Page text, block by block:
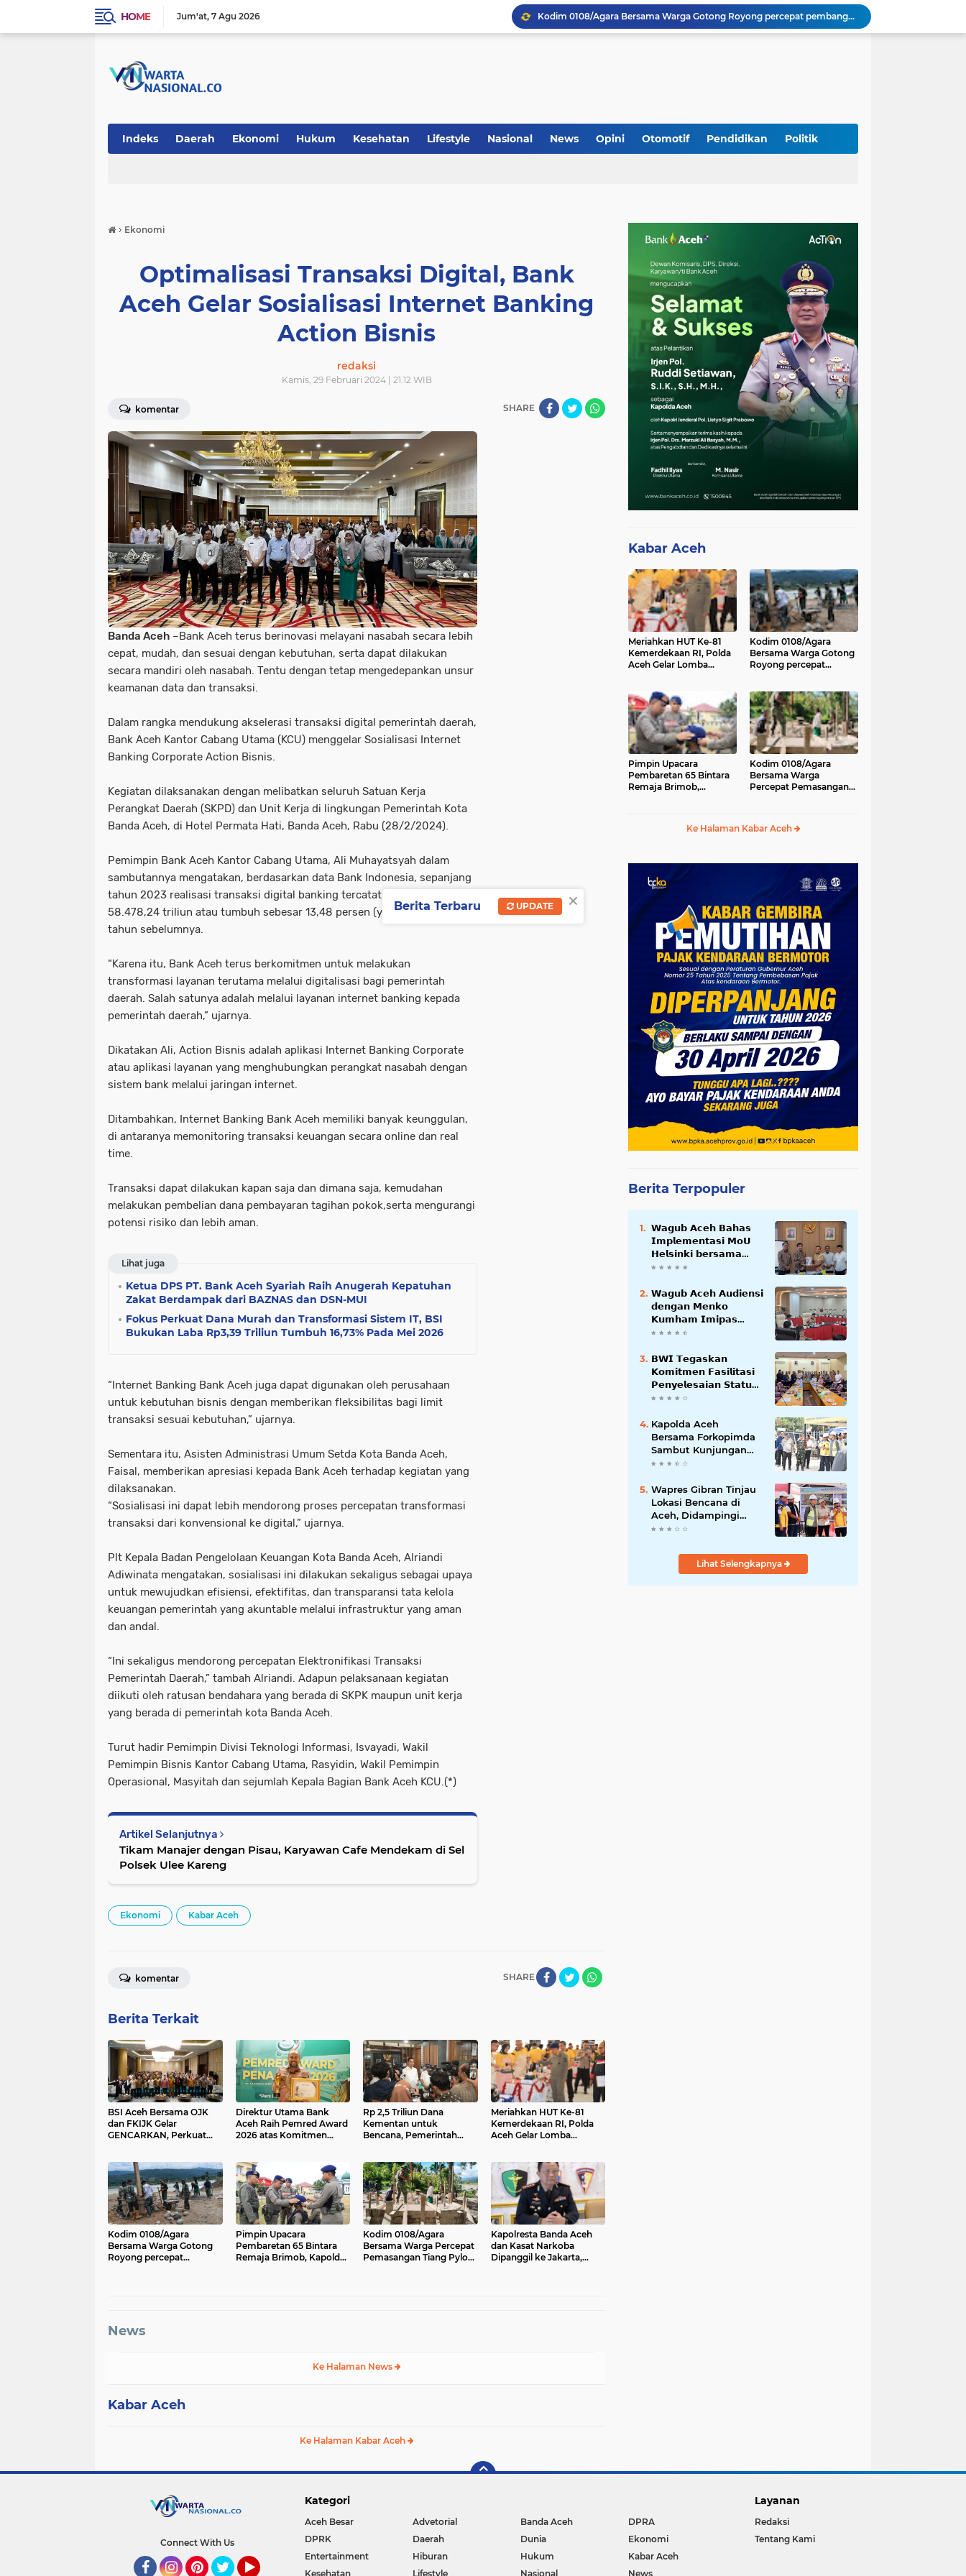
HOME Jum'at 7 Agu 2026
Kodim 0108/Agara Bersama Warga Gotong Royong percepat pembangunan Jembatan Gantung di Desa Gulo Aceh Tenggara
Babinsa Sukamakmur Tanamkan Semangat Belajar, Hadir Langsung di SMAN 1 untuk Motivasi Siswa
Babinsa Lembah Seulawah Perkuat Sinergi dengan Tenaga Pendidik, Tekankan Pencegahan Kenakalan Remaja dan Bahaya Narkoba
Indeks Daerah Ekonomi Hukum Kesehatan Lifestyle Nasional News Opini Otomotif Pendidikan Politik
› Ekonomi
Optimalisasi Transaksi Digital, Bank
Aceh Gelar Sosialisasi Internet Banking
Action Bisnis
redaksi
Kamis, 29 Februari 2024 | 21.12 WIB
komentar SHARE
Banda Aceh –Bank Aceh terus berinovasi melayani nasabah secara lebih
cepat, mudah, dan sesuai dengan kebutuhan, serta dapat dilakukan
secara mandiri oleh nasabah. Tentu dengan tetap mengedepankan unsur
keamanan data dan transaksi.
Dalam rangka mendukung akselerasi transaksi digital pemerintah daerah,
Bank Aceh Kantor Cabang Utama (KCU) menggelar Sosialisasi Internet
Banking Corporate Action Bisnis.
Kegiatan dilaksanakan dengan melibatkan seluruh Satuan Kerja
Perangkat Daerah (SKPD) dan Unit Kerja di lingkungan Pemerintah Kota
Banda Aceh, di Hotel Permata Hati, Banda Aceh, Rabu (28/2/2024).
Pemimpin Bank Aceh Kantor Cabang Utama, Ali Muhayatsyah dalam
sambutannya mengatakan, berdasarkan data Bank Indonesia, sepanjang
tahun 2023 realisasi transaksi digital banking tercatat sebesar Rp
58.478,24 triliun atau tumbuh sebesar 13,48 persen (yoy) dibanding
tahun sebelumnya.
“Karena itu, Bank Aceh terus berkomitmen untuk melakukan
transformasi layanan terutama melalui digitalisasi bagi pemerintah
daerah. Salah satunya adalah melalui layanan internet banking kepada
pemerintah daerah,” ujarnya.
Dikatakan Ali, Action Bisnis adalah aplikasi Internet Banking Corporate
atau aplikasi layanan yang menghubungkan perangkat nasabah dengan
sistem bank melalui jaringan internet.
Ditambahkan, Internet Banking Bank Aceh memiliki banyak keunggulan,
di antaranya memonitoring transaksi keuangan secara online dan real
time.
Transaksi dapat dilakukan kapan saja dan dimana saja, kemudahan
melakukan pembelian dana pembayaran tagihan pokok,serta mengurangi
potensi risiko dan lebih aman.
Lihat juga
Ketua DPS PT. Bank Aceh Syariah Raih Anugerah Kepatuhan
Zakat Berdampak dari BAZNAS dan DSN-MUI
Fokus Perkuat Dana Murah dan Transformasi Sistem IT, BSI
Bukukan Laba Rp3,39 Triliun Tumbuh 16,73% Pada Mei 2026
“Internet Banking Bank Aceh juga dapat digunakan oleh perusahaan
untuk kebutuhan bisnis dengan memberikan fleksibilitas bagi limit
transaksi sesuai kebutuhan,” ujarnya.
Sementara itu, Asisten Administrasi Umum Setda Kota Banda Aceh,
Faisal, memberikan apresiasi kepada Bank Aceh terhadap kegiatan yang
dilaksanakan.
“Sosialisasi ini dapat lebih mendorong proses percepatan transformasi
transaksi dari konvensional ke digital,” ujarnya.
Plt Kepala Badan Pengelolaan Keuangan Kota Banda Aceh, Alriandi
Adiwinata mengatakan, sosialisasi ini dilakukan sekaligus sebagai upaya
untuk mewujudkan efisiensi, efektifitas, dan transparansi tata kelola
keuangan pemerintah yang akuntable melalui infrastruktur yang aman
dan andal.
“Ini sekaligus mendorong percepatan Elektronifikasi Transaksi
Pemerintah Daerah,” tambah Alriandi. Adapun pelaksanaan kegiatan
diikuti oleh ratusan bendahara yang berada di SKPK maupun unit kerja
yang berada di pemerintah kota Banda Aceh.
Turut hadir Pemimpin Divisi Teknologi Informasi, Isvayadi, Wakil
Pemimpin Bisnis Kantor Cabang Utama, Rasyidin, Wakil Pemimpin
Operasional, Masyitah dan sejumlah Kepala Bagian Bank Aceh KCU.(*)
Artikel Selanjutnya
Tikam Manajer dengan Pisau, Karyawan Cafe Mendekam di Sel
Polsek Ulee Kareng
Ekonomi Kabar Aceh
SHARE
komentar
Berita Terkait
BSI Aceh Bersama OJK
dan FKIJK Gelar
GENCARKAN, Perkuat
Direktur Utama Bank
Aceh Raih Pemred Award
2026 atas Komitmen
Rp 2,5 Triliun Dana
Kementan untuk
Bencana, Pemerintah
Meriahkan HUT Ke-81
Kemerdekaan RI, Polda
Aceh Gelar Lomba
Kodim 0108/Agara
Bersama Warga Gotong
Royong percepat
Pimpin Upacara
Pembaretan 65 Bintara
Remaja Brimob, Kapolda
Kodim 0108/Agara
Bersama Warga Percepat
Pemasangan Tiang Pylon
Kapolresta Banda Aceh
dan Kasat Narkoba
Dipanggil ke Jakarta,
News
Ke Halaman News
Kabar Aceh
Ke Halaman Kabar Aceh
Kabar Aceh
Meriahkan HUT Ke-81
Kemerdekaan RI, Polda
Aceh Gelar Lomba
Kodim 0108/Agara
Bersama Warga Gotong
Royong percepat
Desa Gulo Aceh
Tenggara
Pimpin Upacara
Pembaretan 65 Bintara
Remaja Brimob,
Kodim 0108/Agara
Bersama Warga
Percepat Pemasangan
Ke Halaman Kabar Aceh
Berita Terpopuler
𝗪𝗮𝗴𝘂𝗯 𝗔𝗰𝗲𝗵 𝗕𝗮𝗵𝗮𝘀
𝗜𝗺𝗽𝗹𝗲𝗺𝗲𝗻𝘁𝗮𝘀𝗶 𝗠𝗼𝗨
𝗛𝗲𝗹𝘀𝗶𝗻𝗸𝗶 𝗯𝗲𝗿𝘀𝗮𝗺𝗮
𝗦𝗲𝗸𝗿𝗲𝘁𝗮𝗿𝗶𝗮𝘁 𝗡𝗲𝗴𝗮𝗿𝗮
𝗪𝗮𝗴𝘂𝗯 𝗔𝗰𝗲𝗵 𝗔𝘂𝗱𝗶𝗲𝗻𝘀𝗶
𝗱𝗲𝗻𝗴𝗮𝗻 𝗠𝗲𝗻𝗸𝗼
𝗞𝘂𝗺𝗵𝗮𝗺 𝗜𝗺𝗶𝗽𝗮𝘀
𝗧𝗲𝗿𝗸𝗮𝗶𝘁 𝗦𝘁𝗮𝘁𝘂𝘀 𝗪𝗮𝗸𝗮𝗳
𝗕𝗪𝗜 𝗧𝗲𝗴𝗮𝘀𝗸𝗮𝗻
𝗞𝗼𝗺𝗶𝘁𝗺𝗲𝗻 𝗙𝗮𝘀𝗶𝗹𝗶𝘁𝗮𝘀𝗶
𝗣𝗲𝗻𝘆𝗲𝗹𝗲𝘀𝗮𝗶𝗮𝗻 𝗦𝘁𝗮𝘁𝘂𝘀
𝗪𝗮𝗸𝗮𝗳 𝗕𝗹𝗮𝗻𝗴 𝗣𝗮𝗱𝗮𝗻𝗴
Kapolda Aceh
Bersama Forkopimda
Sambut Kunjungan
Kerja Wakil Presiden
Bireuen
Wapres Gibran Tinjau
Lokasi Bencana di
Aceh, Didampingi
Wagub Dek Fadh
Lihat Selengkapnya
Connect With Us
Kategori
Aceh Besar Advetorial Banda Aceh
DPRA
DPRK
Daerah Dunia
Ekonomi
Entertainment
Hiburan Hukum
Kabar Aceh
Kesehatan
Lifestyle Nasional News
Layanan
Redaksi
Tentang Kami
×
Berita Terbaru UPDATE